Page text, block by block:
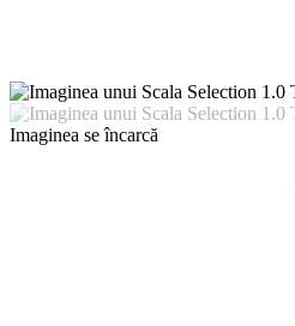
Imaginea se încarcă